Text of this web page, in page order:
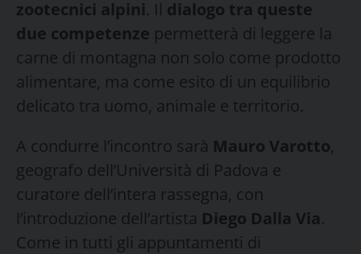
zootecnici alpini. Il dialogo tra queste
due competenze permetterà di leggere la
carne di montagna non solo come prodotto
alimentare, ma come esito di un equilibrio
delicato tra uomo, animale e territorio.
A condurre l’incontro sarà Mauro Varotto,
geografo dell’Università di Padova e
curatore dell’intera rassegna, con
l’introduzione dell’artista Diego Dalla Via.
Come in tutti gli appuntamenti di